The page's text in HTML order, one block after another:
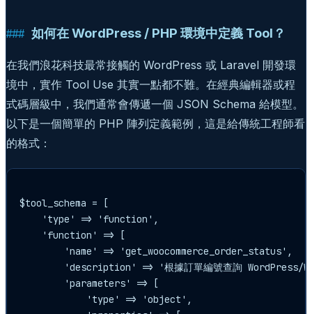
如何在 WordPress / PHP 環境中定義 Tool？
在我們浪花科技最常接觸的 WordPress 或 Laravel 開發環
境中，實作 Tool Use 其實一點都不難。在經典編輯器或程
式碼層級中，我們通常會傳遞一個 JSON Schema 給模型。
以下是一個簡單的 PHP 陣列定義範例，這是給傳統工程師看
的格式：
$tool_schema = [
    'type' => 'function',
    'function' => [
        'name' => 'get_woocommerce_order_status',
'description' => '根據訂單編號查詢 WordPress/
        'parameters' => [
            'type' => 'object',